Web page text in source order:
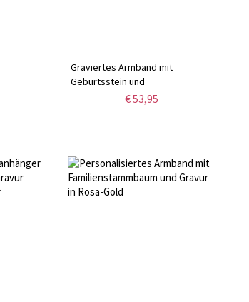
Graviertes Armband mit
Geburtsstein und
ineinandergreifendem Herzen
€ 53,95